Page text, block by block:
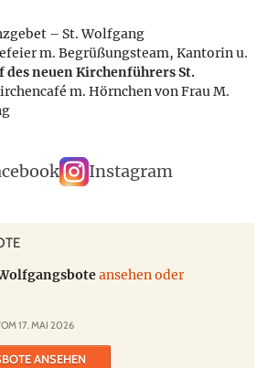
– St. Wolfgang
m. Begrüßungsteam, Kantorin u.
des neuen Kirchenführers St.
m. Hörnchen von Frau M.
Instagram
ansehen oder
17. MAI 2026
ANSEHEN